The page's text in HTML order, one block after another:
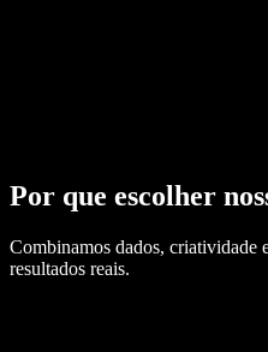
Por que escolher
Combinamos dados, criatividade
resultados reais.